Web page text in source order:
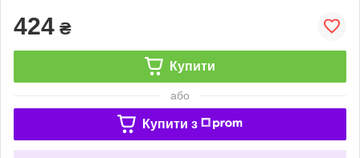
424 ₴
Купити
або
Купити з